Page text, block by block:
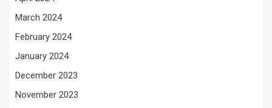
March 2024
February 2024
January 2024
December 2023
November 2023